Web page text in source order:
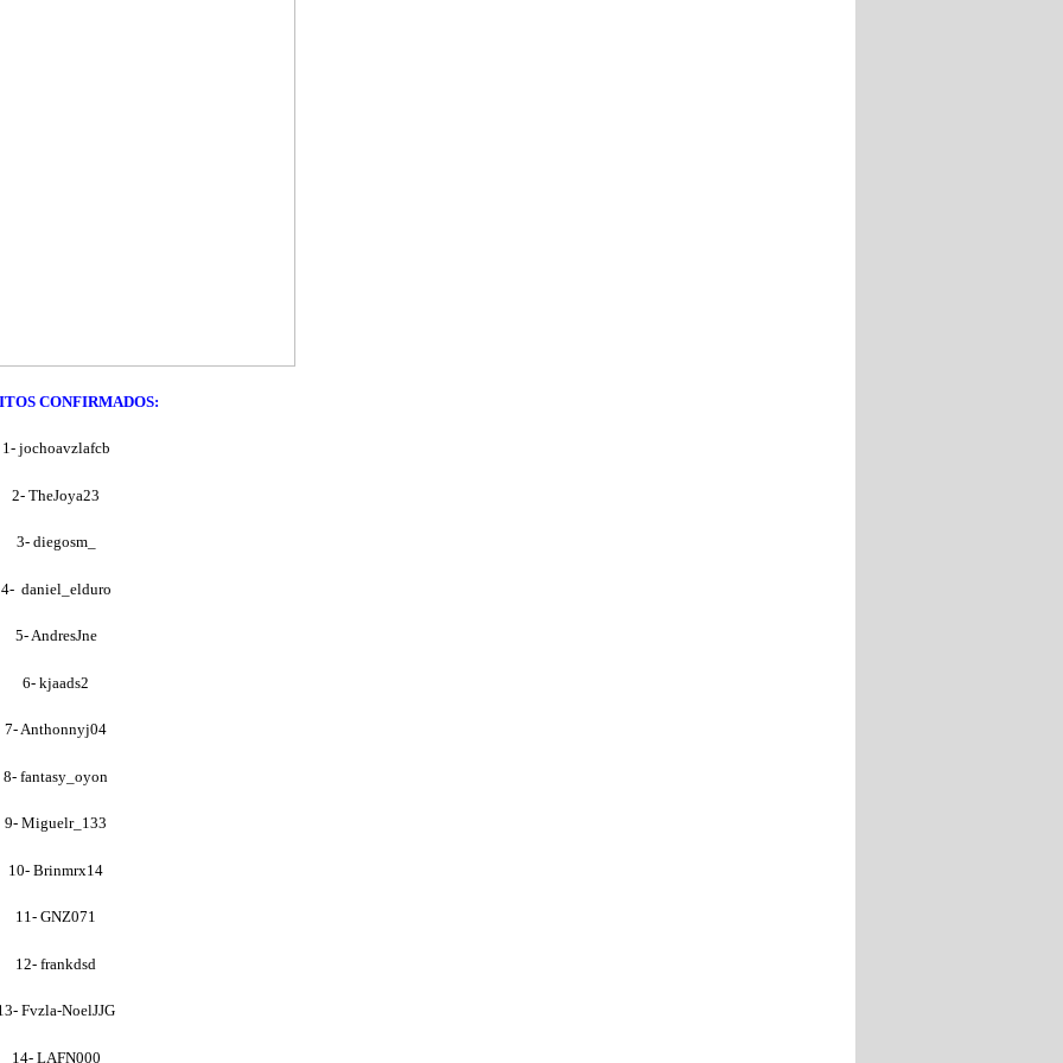
CONFIRMADOS:
1- jochoavzlafcb
2- TheJoya23
3- diegosm_
4- daniel_elduro
5- AndresJne
6- kjaads2
7- Anthonnyj04
8- fantasy_oyon
9- Miguelr_133
10- Brinmrx14
11- GNZ071
12- frankdsd
Fvzla-NoelJJG
14- LAFN000